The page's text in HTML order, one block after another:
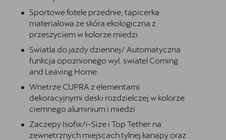
Sportowe fotele przednie, tapicerka
materialowa ze skóra ekologiczna z
przeszyciem w kolorze miedzi
Swiatla do jazdy dziennej/ Automatyczna
funkcja opoznionego wyl. swiatel Coming
and Leaving Home
Wnetrze CUPRA z elementami
dekoracyjnymi deski rozdzielczej w kolorze
ciemnego aluminium i miedzi
Zaczepy Isofix/i-Size i Top Tether na
zewnetrznych miejscach tylnej kanapy oraz